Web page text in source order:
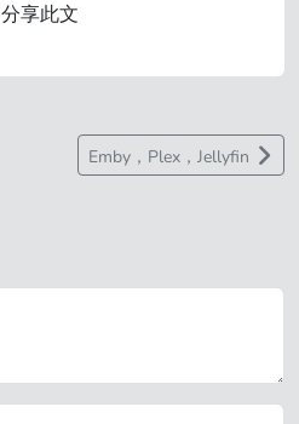
分享此文
Emby，Plex，Jellyfin